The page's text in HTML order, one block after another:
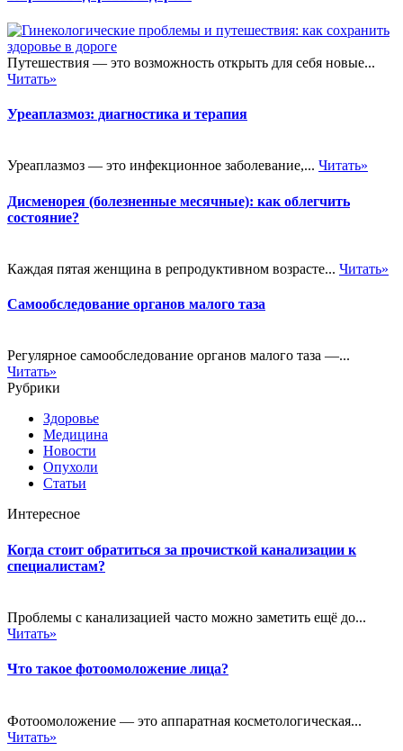
Путешествия — это возможность открыть для себя новые...
Читать»
Уреаплазмоз: диагностика и терапия
Уреаплазмоз — это инфекционное заболевание,... Читать»
Дисменорея (болезненные месячные): как облегчить
состояние?
Каждая пятая женщина в репродуктивном возрасте... Читать»
Самообследование органов малого таза
Регулярное самообследование органов малого таза —...
Читать»
Рубрики
Здоровье
Медицина
Новости
Опухоли
Статьи
Интересное
Когда стоит обратиться за прочисткой канализации к
специалистам?
Проблемы с канализацией часто можно заметить ещё до...
Читать»
Что такое фотоомоложение лица?
Фотоомоложение — это аппаратная косметологическая...
Читать»